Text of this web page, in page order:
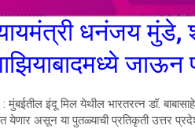
धनंजय मुंडे,
जाऊन
: मुंबईतील इंदू मिल येथील भारतरत्न डॉ.
असून या पुतळ्याची प्रतिकृती उत्तर